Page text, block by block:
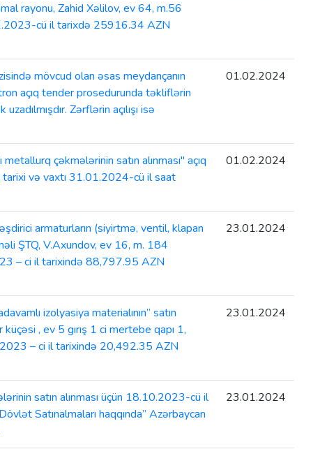
rayonu, Zahid Xəlilov, ev 64, m.56
cü il tarixdə 25916.34 AZN
mövcud olan əsas meydançanın
açıq tender prosedurunda təkliflərin
Zərflərin açılışı isə
01.02.2024
çəkmələrinin satın alınması" açıq
və vaxtı 31.01.2024-cü il saat
01.02.2024
armaturların (siyirtmə, ventil, klapan
ŞTQ, V.Axundov, ev 16, m. 184
– ci il tarixində 88,797.95 AZN
23.01.2024
izolyasiya materialının” satın
, ev 5 gırış 1 ci mertebe qapı 1,
– ci il tarixində 20,492.35 AZN
23.01.2024
satın alınması üçün 18.10.2023-cü il
Satınalmaları haqqında” Azərbaycan
23.01.2024